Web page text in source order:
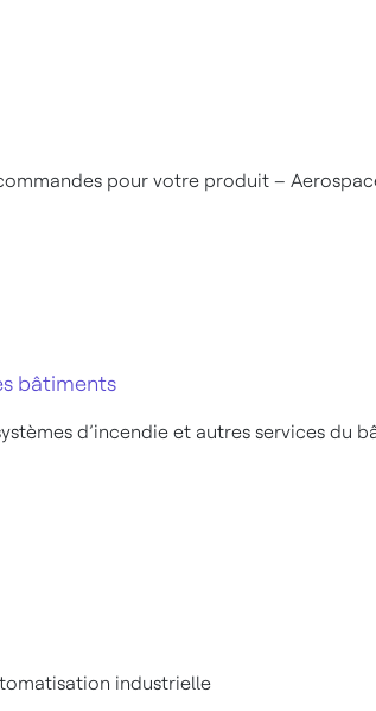
pour votre produit –
bâtiments
d’incendie et autres services du
industrielle